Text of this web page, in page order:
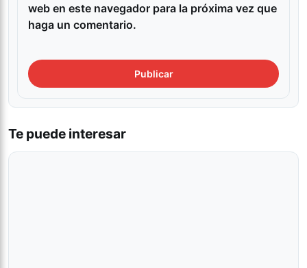
web en este navegador para la próxima vez que
haga un comentario.
Te puede interesar